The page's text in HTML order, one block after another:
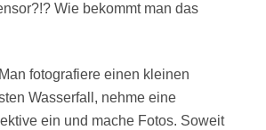
Wie bekommt man das
fotografiere einen kleinen
Wasserfall, nehme eine
ein und mache Fotos. Soweit